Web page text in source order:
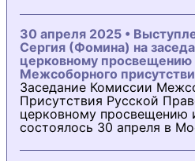
30 апреля 2025 •
Сергия (Фомина) на
церковному просвещению
Межсоборного
Заседание Комиссии
Присутствия Русской
церковному просвещению
состоялось 30 апреля в